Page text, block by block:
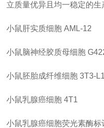
立质量优异且均一稳定的生
小鼠肝实质细胞 AML-12
小鼠脑神经胶质母细胞
小鼠胚胎成纤维细胞 3T3-L1
小鼠乳腺癌细胞 4T1
小鼠乳腺癌细胞荧光素酶标